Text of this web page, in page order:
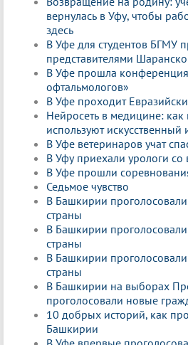
вернулась в Уфу, чтобы
здесь
В Уфе для студентов БГМУ
представителями
В Уфе прошла
офтальмологов»
В Уфе проходит
Нейросеть в медицине:
используют искусственный
В Уфе ветеринаров учат
В Уфу приехали урологи со
В Уфе прошли
Седьмое чувство
В Башкирии
страны
В Башкирии
страны
В Башкирии
страны
В Башкирии на выборах
проголосовали новые
10 добрых историй, как
Башкирии